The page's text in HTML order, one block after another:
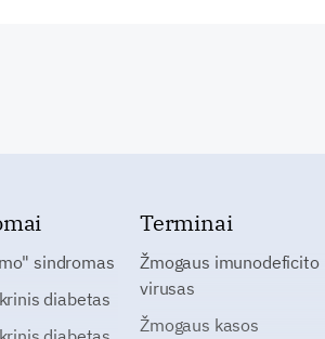
sindromas
diabetas
Terminai
Žmogaus imunodeficito
virusas
Žmogaus kasos